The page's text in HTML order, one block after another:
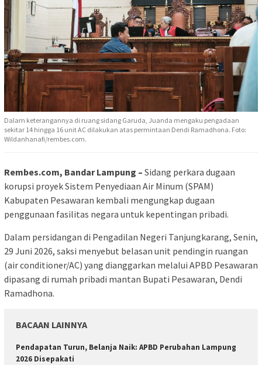
Dalam keterangannya di ruang sidang Garuda, Juanda mengaku pengadaan
sekitar 14 hingga 16 unit AC dilakukan atas permintaan Dendi Ramadhona. Foto:
Wildanhanafi/rembes.com.
Rembes.com, Bandar Lampung – Sidang perkara dugaan
korupsi proyek Sistem Penyediaan Air Minum (SPAM)
Kabupaten Pesawaran kembali mengungkap dugaan
penggunaan fasilitas negara untuk kepentingan pribadi.
Dalam persidangan di Pengadilan Negeri Tanjungkarang, Senin,
29 Juni 2026, saksi menyebut belasan unit pendingin ruangan
(air conditioner/AC) yang dianggarkan melalui APBD Pesawaran
dipasang di rumah pribadi mantan Bupati Pesawaran, Dendi
Ramadhona.
BACAAN LAINNYA
Pendapatan Turun, Belanja Naik: APBD Perubahan Lampung
2026 Disepakati